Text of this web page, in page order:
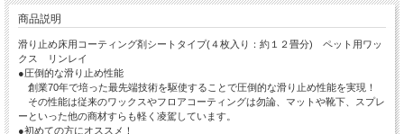
商品説明
滑り止め床用コーティング剤シートタイプ(４枚入り：約１２畳分) ペット用ワッ
クス リンレイ
●圧倒的な滑り止め性能
創業70年で培った最先端技術を駆使することで圧倒的な滑り止め性能を実現！
その性能は従来のワックスやフロアコーティングは勿論、マットや靴下、スプレ
ーといった他の商材すらも軽く凌駕しています。
●初めての方にオススメ！